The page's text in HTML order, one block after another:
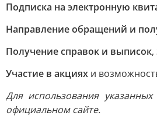
Подписка на электронную
Направление обращений и
Получение справок и выписок,
Участие в акциях и
Для использования
официальном сайте.